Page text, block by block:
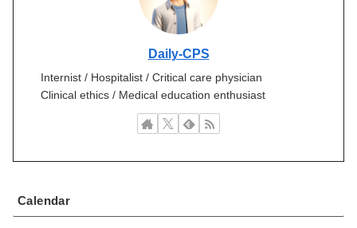
Daily-CPS
Internist / Hospitalist / Critical care physician
Clinical ethics / Medical education enthusiast
Calendar